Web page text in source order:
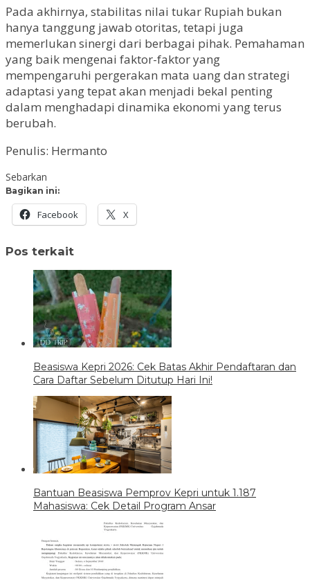
Pada akhirnya, stabilitas nilai tukar Rupiah bukan
hanya tanggung jawab otoritas, tetapi juga
memerlukan sinergi dari berbagai pihak. Pemahaman
yang baik mengenai faktor-faktor yang
mempengaruhi pergerakan mata uang dan strategi
adaptasi yang tepat akan menjadi bekal penting
dalam menghadapi dinamika ekonomi yang terus
berubah.
Penulis: Hermanto
Sebarkan
Bagikan ini:
Facebook X
Pos terkait
Beasiswa Kepri 2026: Cek Batas Akhir Pendaftaran dan
Cara Daftar Sebelum Ditutup Hari Ini!
Bantuan Beasiswa Pemprov Kepri untuk 1.187
Mahasiswa: Cek Detail Program Ansar